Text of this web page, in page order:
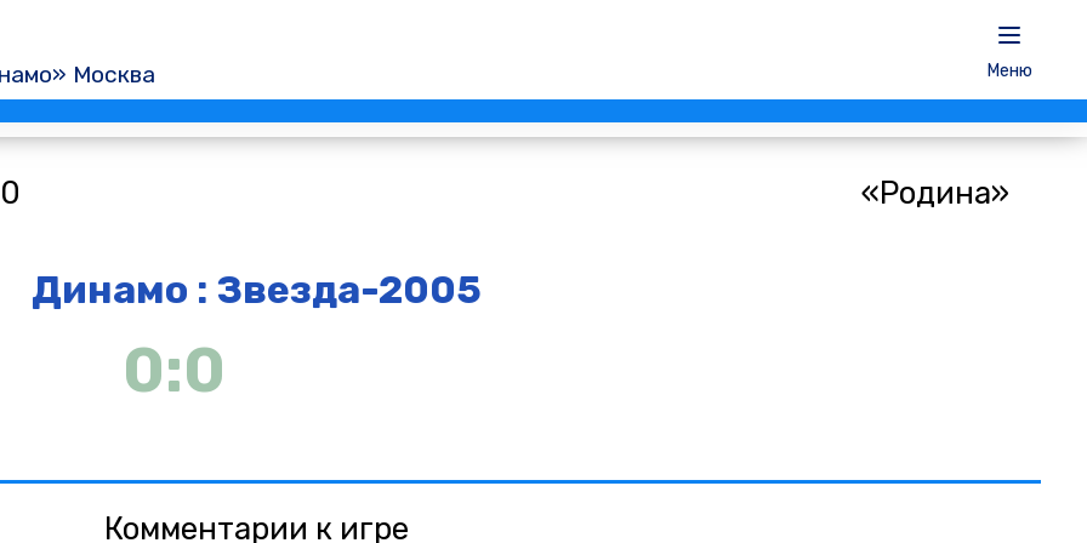
Москва Меню
«Родина»
Динамо : Звезда-2005
0:0
Комментарии к игре